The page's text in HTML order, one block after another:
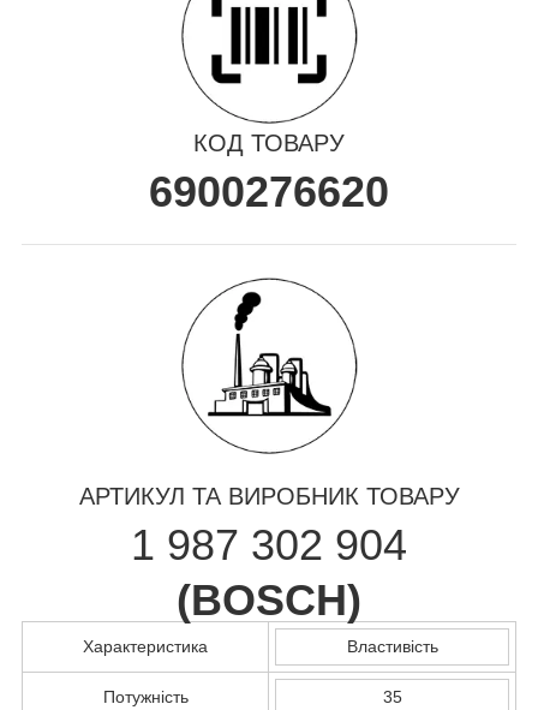
КОД ТОВАРУ
6900276620
АРТИКУЛ ТА ВИРОБНИК ТОВАРУ
1 987 302 904
(BOSCH)
Характеристика Властивість
Потужність 35